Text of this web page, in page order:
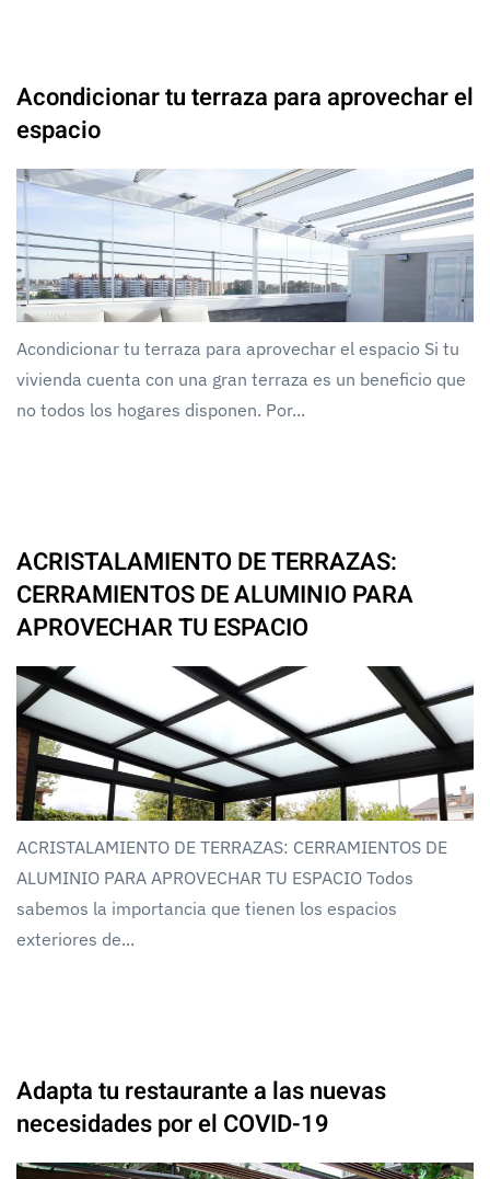
Acondicionar tu terraza para aprovechar el
espacio
Acondicionar tu terraza para aprovechar el espacio Si tu
vivienda cuenta con una gran terraza es un beneficio que
no todos los hogares disponen. Por...
ACRISTALAMIENTO DE TERRAZAS:
CERRAMIENTOS DE ALUMINIO PARA
APROVECHAR TU ESPACIO
ACRISTALAMIENTO DE TERRAZAS: CERRAMIENTOS DE
ALUMINIO PARA APROVECHAR TU ESPACIO Todos
sabemos la importancia que tienen los espacios
exteriores de...
Adapta tu restaurante a las nuevas
necesidades por el COVID-19